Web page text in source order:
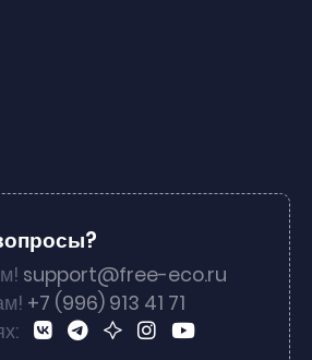
support@free-eco.ru
+7 (996) 913 41 71